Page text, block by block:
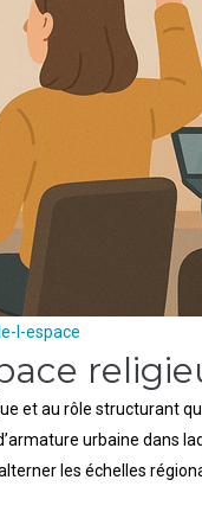
l-espace
et au rôle structurant
urbaine dans
les échelles